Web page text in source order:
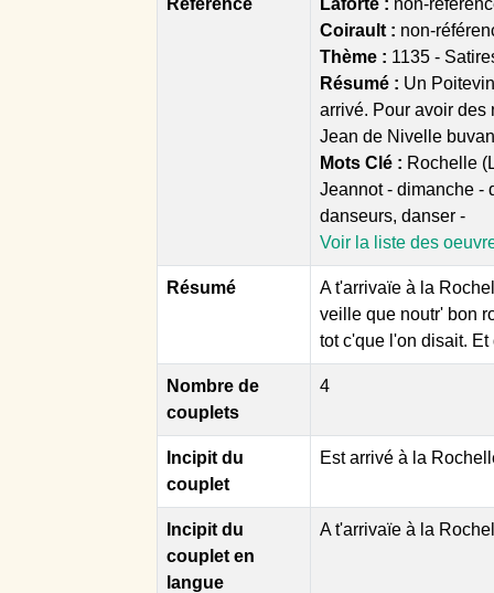
Coirault : non-
Thème : 1135 -
Résumé : Un
arrivé. Pour avoir des
Jean de Nivelle
Mots Clé : Rochelle
Jeannot - dimanche -
danseurs, danser -
Voir la liste des
Résumé
A t'arrivaïe à la
veille que noutr' bon
tot c'que l'on disait.
Nombre de
couplets
4
Incipit du
couplet
Est arrivé à la
Incipit du
couplet en
langue
A t'arrivaïe à la